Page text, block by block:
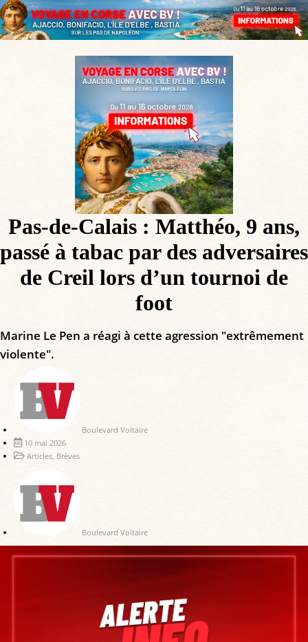
Pas-de-Calais : Matthéo, 9 ans,
passé à tabac par des adversaires
de Creil lors d’un tournoi de
foot
Marine Le Pen a réagi à cette agression "extrêmement
violente".
Boulevard Voltaire
10 mai 2026
Articles, Brèves
Boulevard Voltaire